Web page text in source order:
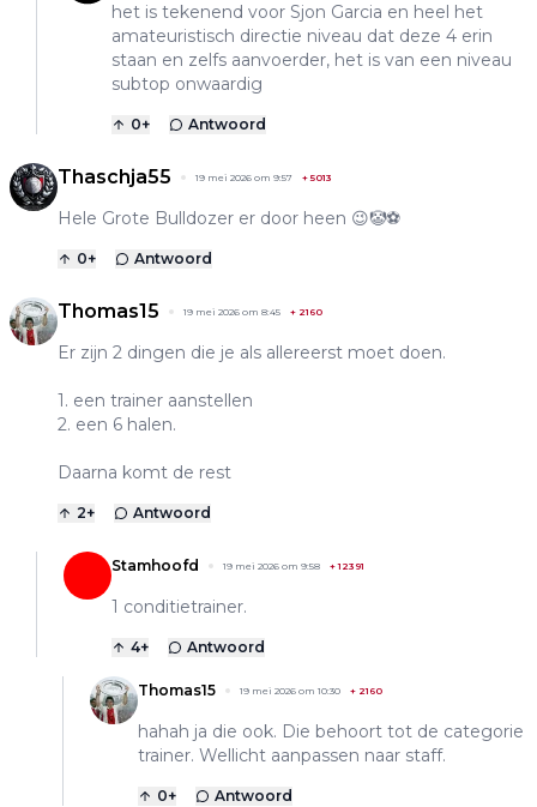
het is tekenend voor Sjon Garcia en heel het
amateuristisch directie niveau dat deze 4 erin
staan en zelfs aanvoerder, het is van een niveau
subtop onwaardig
0+ Antwoord
Thaschja55 19 mei 2026 om 9:57 +5013
Hele Grote Bulldozer er door heen 😉🤡⚽️
0+ Antwoord
Thomas15 19 mei 2026 om 8:45 + 2160
Er zijn 2 dingen die je als allereerst moet doen.
1. een trainer aanstellen
2. een 6 halen.
Daarna komt de rest
2+ Antwoord
Stamhoofd 19 mei 2026 om 9:58 +12391
1 conditietrainer.
4+ Antwoord
Thomas15 19 mei 2026 om 10:30 + 2160
hahah ja die ook. Die behoort tot de categorie
trainer. Wellicht aanpassen naar staff.
0+ Antwoord